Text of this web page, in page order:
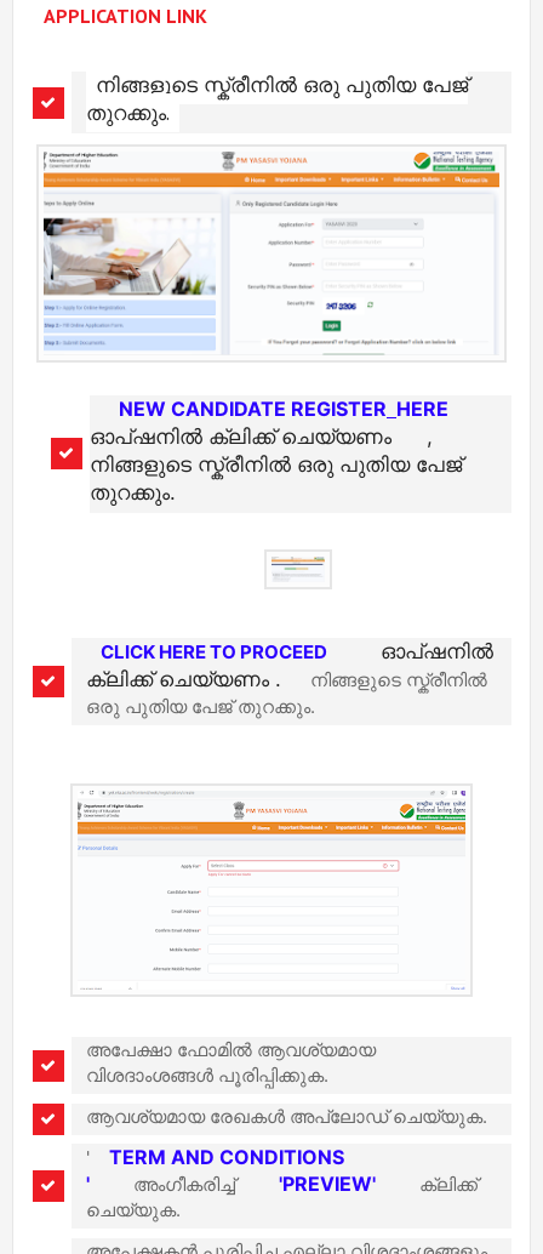
APPLICATION LINK
നിങ്ങളുടെ സ്ക്രീനിൽ ഒരു പുതിയ പേജ്
തുറക്കും.
NEW CANDIDATE REGISTER HERE
ഓപ്ഷനിൽ ക്ലിക്ക് ചെയ്യണം
,
നിങ്ങളുടെ സ്ക്രീനിൽ ഒരു പുതിയ പേജ്
തുറക്കും.
CLICK HERE TO PROCEED
ഓപ്ഷനിൽ
ക്ലിക്ക് ചെയ്യണം .
നിങ്ങളുടെ സ്ക്രീനിൽ
ഒരു പുതിയ പേജ് തുറക്കും.
അപേക്ഷാ ഫോമിൽ ആവശ്യമായ
വിശദാംശങ്ങൾ പൂരിപ്പിക്കുക.
ആവശ്യമായ രേഖകൾ അപ്‌ലോഡ് ചെയ്യുക.
'
TERM AND CONDITIONS
'
അംഗീകരിച്ച് 'PREVIEW'
ക്ലിക്ക്
ചെയ്യുക.